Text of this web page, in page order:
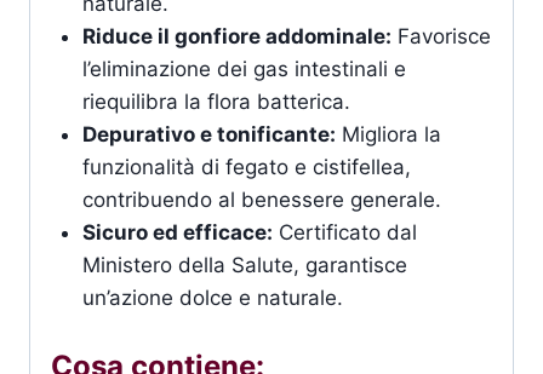
Riduce il gonfiore addominale: Favorisce
l’eliminazione dei gas intestinali e
riequilibra la flora batterica.
Depurativo e tonificante: Migliora la
funzionalità di fegato e cistifellea,
contribuendo al benessere generale.
Sicuro ed efficace: Certificato dal
Ministero della Salute, garantisce
un’azione dolce e naturale.
Cosa contiene: